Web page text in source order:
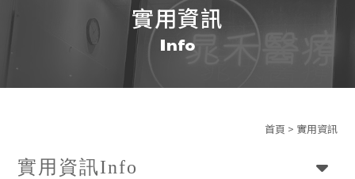
實用資訊
首頁 > 實用資訊
實用資訊Info